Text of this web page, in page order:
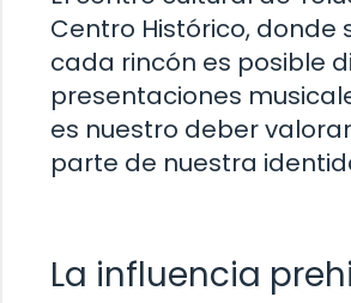
Centro Histórico, donde
cada rincón es posible
presentaciones
es nuestro deber
parte de nuestra
La influencia